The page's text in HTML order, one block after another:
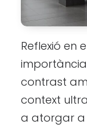
Reflexió en
contrast
context
a atorgar a